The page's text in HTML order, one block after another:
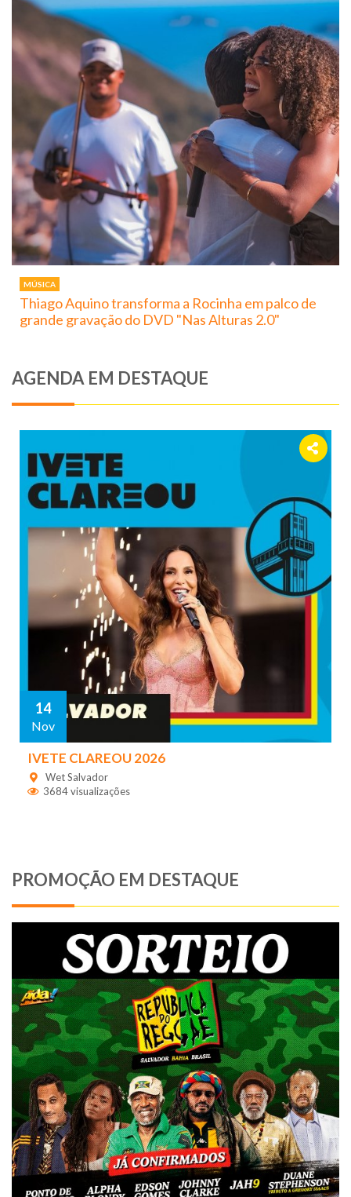
MÚSICA
Thiago Aquino transforma a Rocinha em palco de
grande gravação do DVD "Nas Alturas 2.0"
AGENDA EM DESTAQUE
14
Nov
IVETE CLAREOU 2026
Wet Salvador
3684 visualizações
PROMOÇÃO EM DESTAQUE